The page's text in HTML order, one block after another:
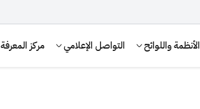
الأنظمة واللوائح التواصل الإعلامي مركز المعرفة